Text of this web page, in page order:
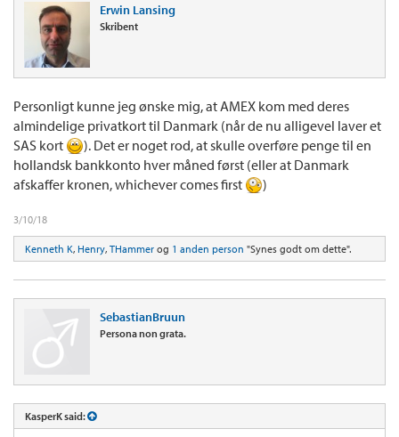
Erwin Lansing
Skribent
Personligt kunne jeg ønske mig, at AMEX kom med deres
almindelige privatkort til Danmark (når de nu alligevel laver et
SAS kort
). Det er noget rod, at skulle overføre penge til en
hollandsk bankkonto hver måned først (eller at Danmark
afskaffer kronen, whichever comes first
)
3/10/18
Kenneth K, Henry, THammer og 1 anden person "Synes godt om dette".
SebastianBruun
Persona non grata.
KasperK said: